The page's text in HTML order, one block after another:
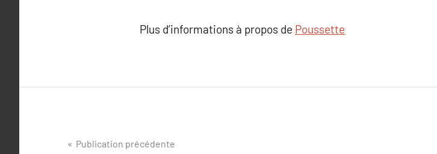
Plus d’informations à propos de Poussette
Navigation
Publication précédente